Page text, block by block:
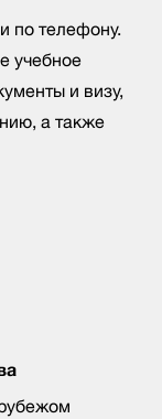
по телефону.
учебное
и визу,
а также